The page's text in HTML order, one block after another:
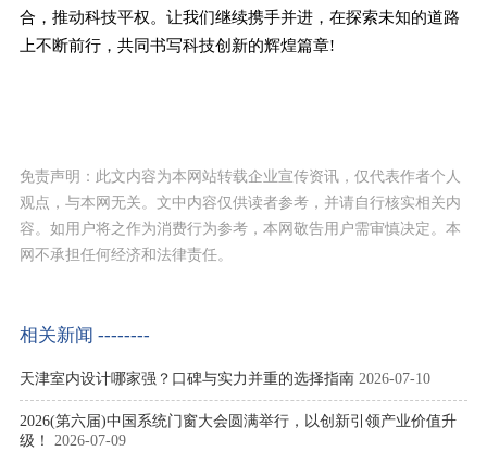
合，推动科技平权。让我们继续携手并进，在探索未知的道路
上不断前行，共同书写科技创新的辉煌篇章!
免责声明：此文内容为本网站转载企业宣传资讯，仅代表作者个人
观点，与本网无关。文中内容仅供读者参考，并请自行核实相关内
容。如用户将之作为消费行为参考，本网敬告用户需审慎决定。本
网不承担任何经济和法律责任。
相关新闻 --------
天津室内设计哪家强？口碑与实力并重的选择指南 2026-07-10
2026(第六届)中国系统门窗大会圆满举行，以创新引领产业价值升
级！
2026-07-09